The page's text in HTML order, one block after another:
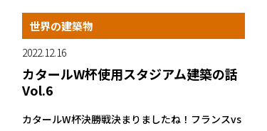
世界の建築物
2022.12.16
カタールW杯使用スタジアム建築の話
Vol.6
カタールW杯決勝戦決まりましたね！フランスvs